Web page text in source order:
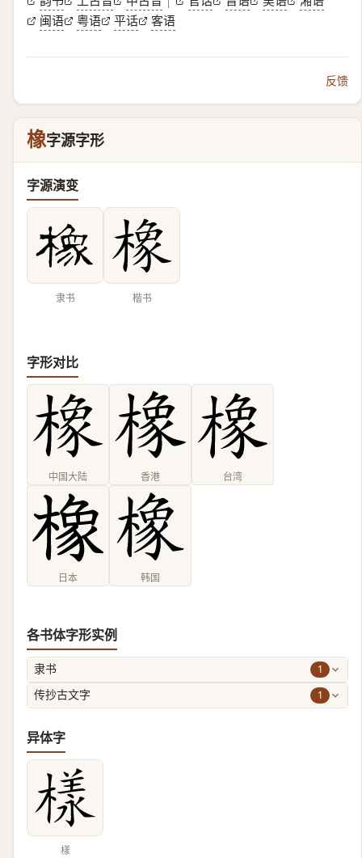
闽语
粤语 平话 客语
反馈
橡字源字形
字源演变
隶书 楷书
字形对比
中国大陆 香港 台湾
日本 韩国
各书体字形实例
隶书 1
传抄古文字 1
异体字
樣